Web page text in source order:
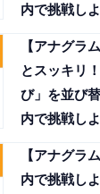
内で挑戦し
【アナグラ
とスッキリ
び」を並び
内で挑戦し
【アナグラ
内で挑戦し